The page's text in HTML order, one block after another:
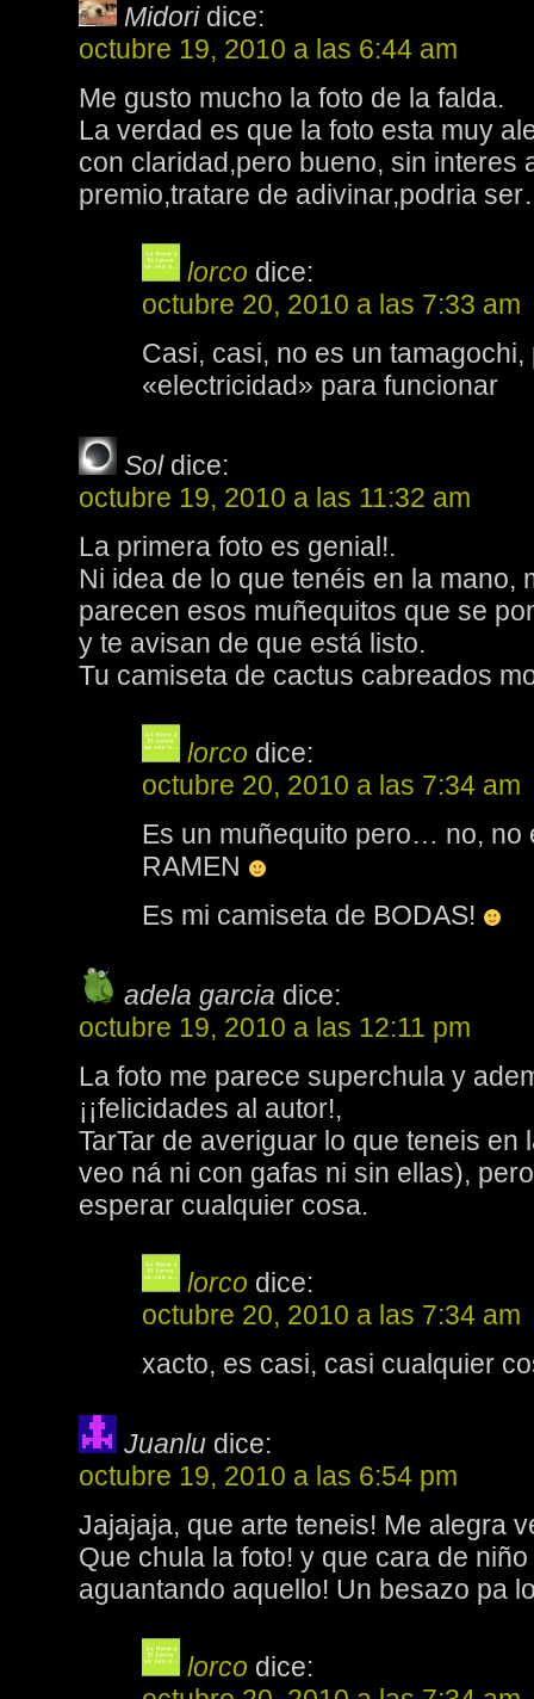
Midori dice:
octubre 19, 2010 a las 6:44 am
Me gusto mucho la foto de la falda.
La verdad es que la foto esta muy
con claridad,pero bueno, sin interes
premio,tratare de adivinar,podria
lorco dice:
octubre 20, 2010 a las 7:33 am
Casi, casi, no es un
«electricidad» para funcionar
Sol dice:
octubre 19, 2010 a las 11:32 am
La primera foto es genial!.
Ni idea de lo que tenéis en la mano,
parecen esos muñequitos que se
y te avisan de que está listo.
Tu camiseta de cactus cabreados
lorco dice:
octubre 20, 2010 a las 7:34 am
Es un muñequito pero… no, no
RAMEN
Es mi camiseta de BODAS!
adela garcia dice:
octubre 19, 2010 a las 12:11 pm
La foto me parece superchula y
¡¡felicidades al autor!,
TarTar de averiguar lo que teneis en
veo ná ni con gafas ni sin ellas),
esperar cualquier cosa.
lorco dice:
octubre 20, 2010 a las 7:34 am
xacto, es casi, casi cualquier
Juanlu dice:
octubre 19, 2010 a las 6:54 pm
Jajajaja, que arte teneis! Me alegra
Que chula la foto! y que cara de
aguantando aquello! Un besazo pa
lorco dice: